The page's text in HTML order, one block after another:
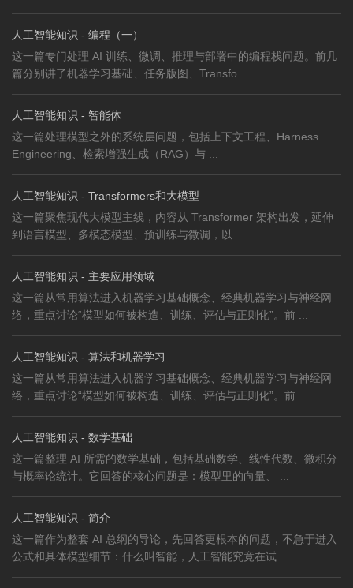
人工智能知识 - 编程（一）
这一篇专门处理 AI 训练、微调、推理与部署中的编程栈问题。前几
篇分别讲了机器学习基础、任务版图、Transfo ...
人工智能知识 - 智能体
这一篇处理模型之外的系统层问题，包括上下文工程、Harness
Engineering、检索增强生成（RAG）与 ...
人工智能知识 - Transformers和大模型
这一篇聚焦现代大模型主线，内容从 Transformer 架构出发，延伸
到语言模型、多模态模型、预训练与微调，以 ...
人工智能知识 - 主要应用领域
这一篇从常用算法进入机器学习基础概念、经典机器学习与神经网
络，重点讨论“模型如何被构造、训练、评估与正则化”。前 ...
人工智能知识 - 算法和机器学习
这一篇从常用算法进入机器学习基础概念、经典机器学习与神经网
络，重点讨论“模型如何被构造、训练、评估与正则化”。前 ...
人工智能知识 - 数学基础
这一篇整理 AI 所需的数学基础，包括基础数学、线性代数、微积分
与概率论统计。它回答的核心问题是：模型里的向量、 ...
人工智能知识 - 简介
这一篇作为整套 AI 总纲的导论，先回答更根本的问题，不急于进入
公式和具体模型细节：什么叫智能，人工智能究竟在试 ...